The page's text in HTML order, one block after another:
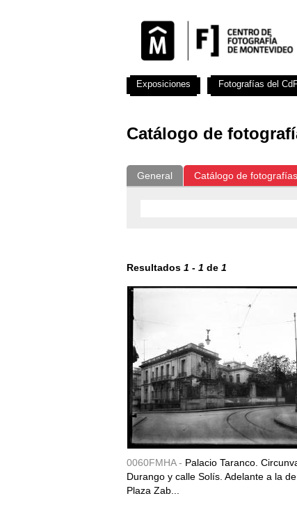
Catálogo de
General Catálogo de fotografías
Resultados 1 - 1 de 1
0060FMHA - Palacio Taranco.
Durango y calle Solís. Adelante a la
Plaza Zab...
Exposiciones Fotografías del